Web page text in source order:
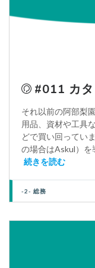
#011 カ
それ以前の阿部梨
用品、資材や工具
どで買い回ってい
の場合はAskul）を
続きを読む
-2- 総務